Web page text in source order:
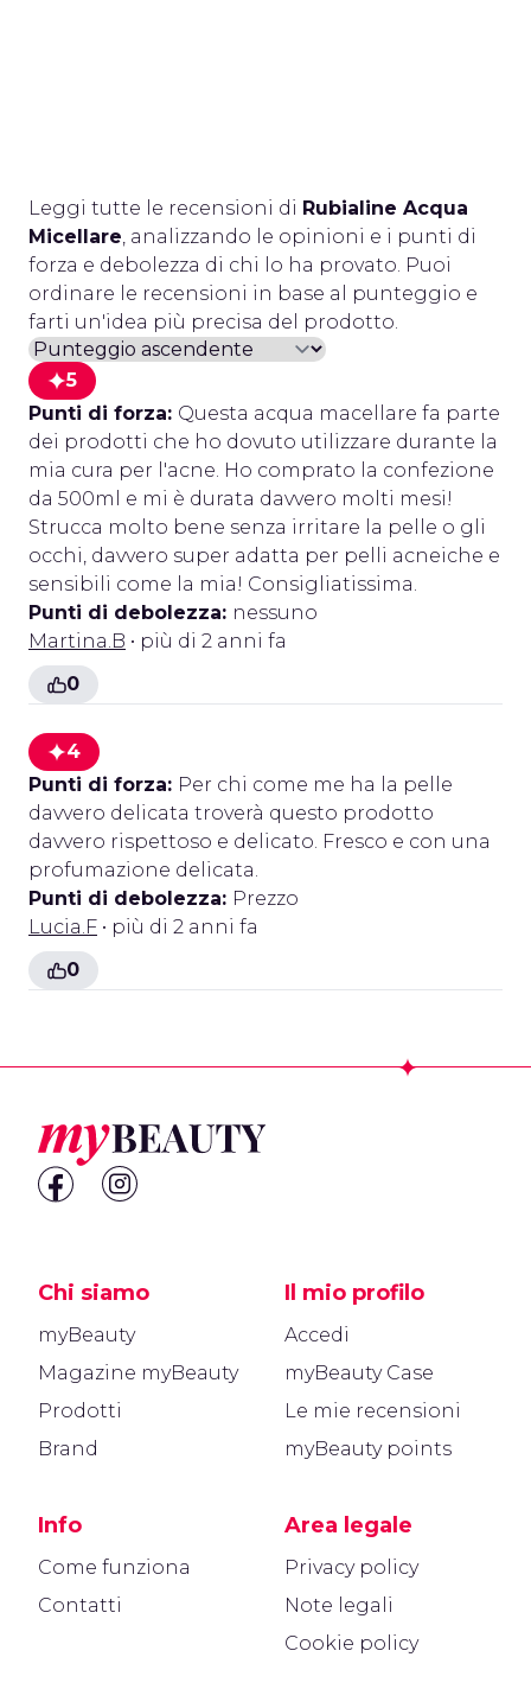
Leggi tutte le recensioni di Rubialine Acqua
Micellare, analizzando le opinioni e i punti di
forza e debolezza di chi lo ha provato. Puoi
ordinare le recensioni in base al punteggio e
farti un'idea più precisa del prodotto.
5
Punti di forza: Questa acqua macellare fa parte
dei prodotti che ho dovuto utilizzare durante la
mia cura per l'acne. Ho comprato la confezione
da 500ml e mi è durata davvero molti mesi!
Strucca molto bene senza irritare la pelle o gli
occhi, davvero super adatta per pelli acneiche e
sensibili come la mia! Consigliatissima.
Punti di debolezza: nessuno
Martina.B • più di 2 anni fa
0
4
Punti di forza: Per chi come me ha la pelle
davvero delicata troverà questo prodotto
davvero rispettoso e delicato. Fresco e con una
profumazione delicata.
Punti di debolezza: Prezzo
Lucia.F • più di 2 anni fa
0
Chi siamo
myBeauty
Magazine myBeauty
Prodotti
Brand
Info
Come funziona
Contatti
Il mio profilo
Accedi
myBeauty Case
Le mie recensioni
myBeauty points
Area legale
Privacy policy
Note legali
Cookie policy